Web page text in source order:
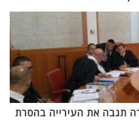
תגבה את העירייה בהסרת